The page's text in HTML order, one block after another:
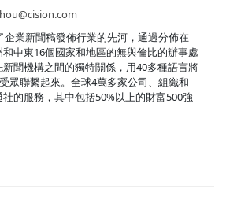
企業新聞稿發佈行業的先河，通過分佈在
中東16個國家和地區的無與倫比的辦事處
聞機構之間的獨特關係，用40多種語言將
眾聯繫起來。全球4萬多家公司、組織和
的服務，其中包括50%以上的財富500強